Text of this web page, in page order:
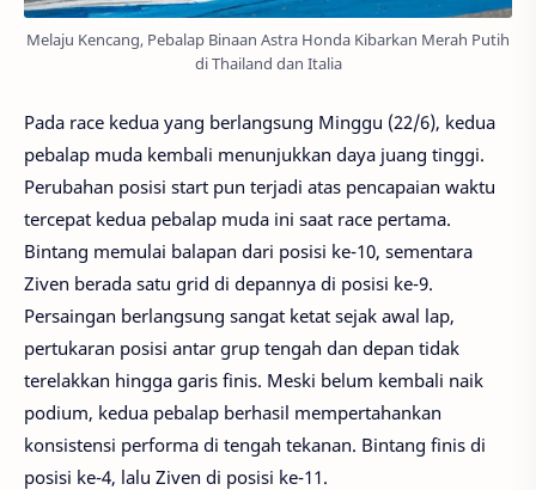
Melaju Kencang, Pebalap Binaan Astra Honda Kibarkan Merah Putih
di Thailand dan Italia
Pada race kedua yang berlangsung Minggu (22/6), kedua
pebalap muda kembali menunjukkan daya juang tinggi.
Perubahan posisi start pun terjadi atas pencapaian waktu
tercepat kedua pebalap muda ini saat race pertama.
Bintang memulai balapan dari posisi ke-10, sementara
Ziven berada satu grid di depannya di posisi ke-9.
Persaingan berlangsung sangat ketat sejak awal lap,
pertukaran posisi antar grup tengah dan depan tidak
terelakkan hingga garis finis. Meski belum kembali naik
podium, kedua pebalap berhasil mempertahankan
konsistensi performa di tengah tekanan. Bintang finis di
posisi ke-4, lalu Ziven di posisi ke-11.